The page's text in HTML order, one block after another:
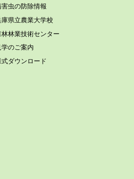
害⾍の防除情報
庫県⽴農業⼤学校
林林業技術センター
学のご案内
式ダウンロード